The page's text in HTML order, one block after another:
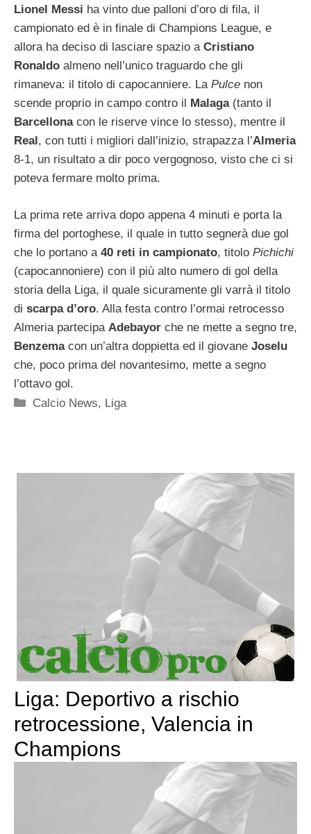
Lionel Messi ha vinto due palloni d’oro di fila, il
campionato ed è in finale di Champions League, e
allora ha deciso di lasciare spazio aCristiano
Ronaldo almeno nell’unico traguardo che gli
rimaneva: il titolo di capocanniere. La Pulce non
scende proprio in campo contro il Malaga (tanto il
Barcellona con le riserve vince lo stesso), mentre il
Real, con tutti i migliori dall’inizio, strapazza l’Almeria
8-1, un risultato a dir poco vergognoso, visto che ci si
poteva fermare molto prima.
La prima rete arriva dopo appena 4 minuti e porta la
firma del portoghese, il quale in tutto segnerà due gol
che lo portano a 40 reti in campionato, titolo Pichichi
(capocannoniere) con il più alto numero di gol della
storia della Liga, il quale sicuramente gli varrà il titolo
di scarpa d’oro. Alla festa contro l’ormai retrocesso
Almeria partecipa Adebayor che ne mette a segno tre,
Benzema con un’altra doppietta ed il giovane Joselu
che, poco prima del novantesimo, mette a segno
l’ottavo gol.
Categorie
Calcio News, Liga
Liga: Deportivo a rischio
retrocessione, Valencia in
Champions